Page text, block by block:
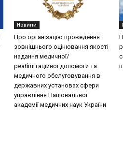
Новини
Про організацію проведення
зовнішнього оцінювання якості
надання медичної/
реабілітаційної допомоги та
медичного обслуговування в
державних установах сфери
управління Національної
академії медичних наук України